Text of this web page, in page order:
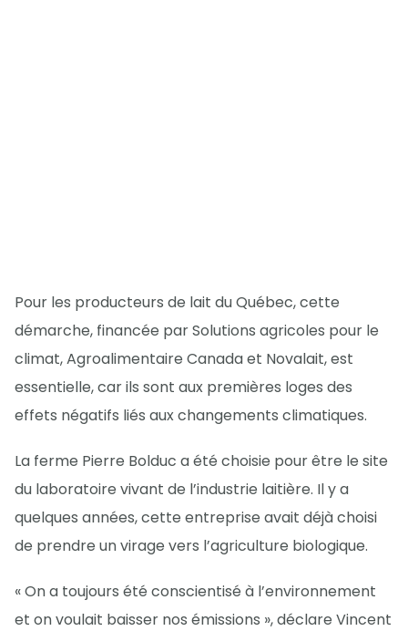
Pour les producteurs de lait du Québec, cette
démarche, financée par Solutions agricoles pour le
climat, Agroalimentaire Canada et Novalait, est
essentielle, car ils sont aux premières loges des
effets négatifs liés aux changements climatiques.
La ferme Pierre Bolduc a été choisie pour être le site
du laboratoire vivant de l’industrie laitière. Il y a
quelques années, cette entreprise avait déjà choisi
de prendre un virage vers l’agriculture biologique.
« On a toujours été conscientisé à l’environnement
et on voulait baisser nos émissions », déclare Vincent